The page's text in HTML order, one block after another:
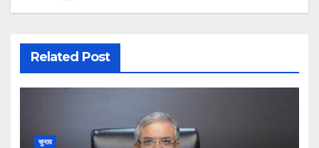
Related Post
चुनाव